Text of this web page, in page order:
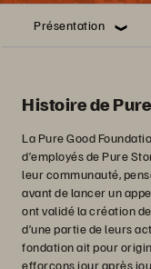
Présentation
Histoire de
La Pure Good
d’employés de Pure
leur communauté,
avant de lancer un
ont validé la création
d’une partie de leurs
fondation ait pour
efforçons jour après